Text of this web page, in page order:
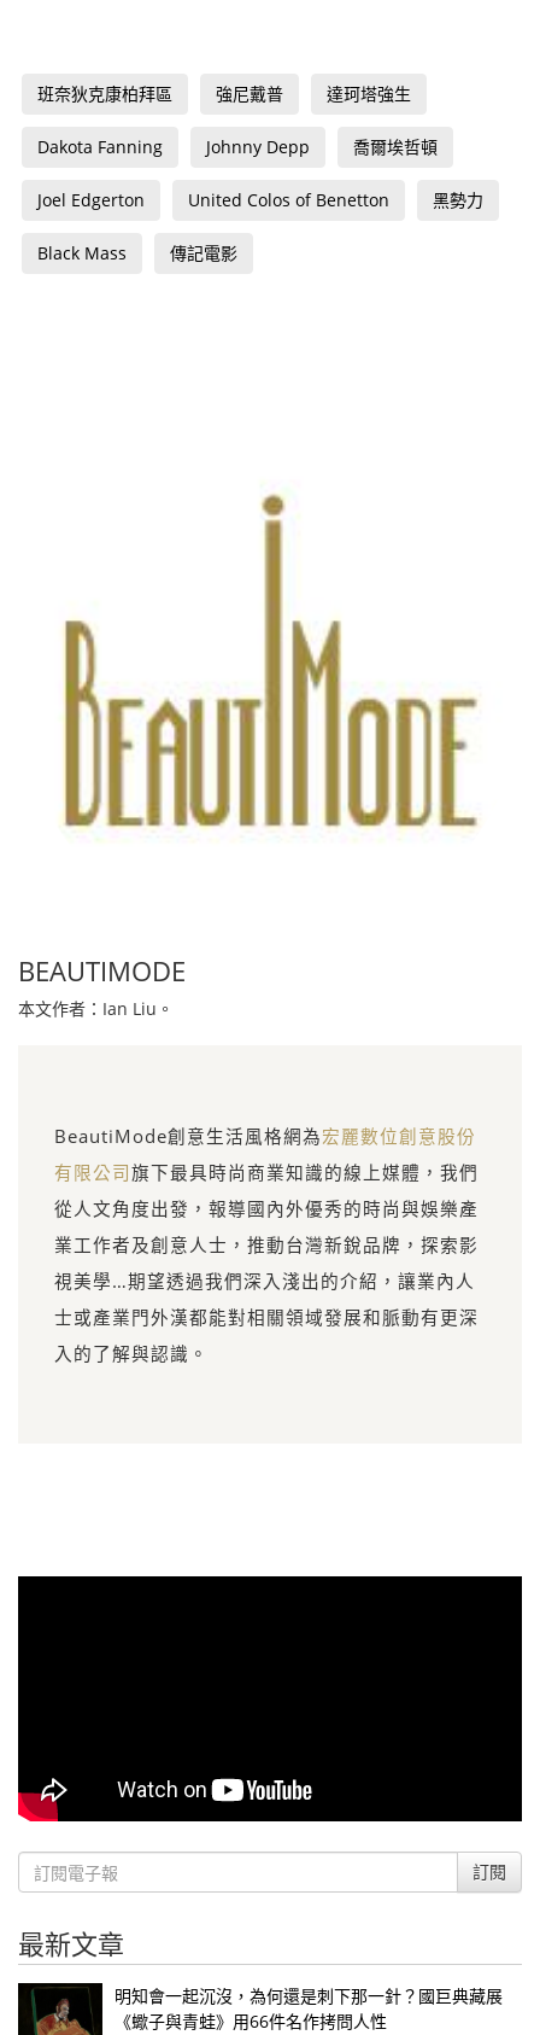
班奈狄克康柏拜區 強尼戴普 達珂塔強生
Dakota Fanning Johnny Depp 喬爾埃哲頓
Joel Edgerton United Colos of Benetton 黑勢力
Black Mass 傳記電影
BEAUTIMODE
本文作者：Ian Liu。
BeautiMode創意生活風格網為宏麗數位創意股份
有限公司旗下最具時尚商業知識的線上媒體，我們
從人文角度出發，報導國內外優秀的時尚與娛樂產
業工作者及創意人士，推動台灣新銳品牌，探索影
視美學…期望透過我們深入淺出的介紹，讓業內人
士或產業門外漢都能對相關領域發展和脈動有更深
入的了解與認識。
訂閱
最新文章
明知會一起沉沒，為何還是刺下那一針？國巨典藏展
《蠍子與青蛙》用66件名作拷問人性